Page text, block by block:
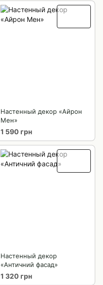
Настенный декор «Айрон
Мен»
1 590 грн
Настенный декор
«Античний фасад»
1 320 грн